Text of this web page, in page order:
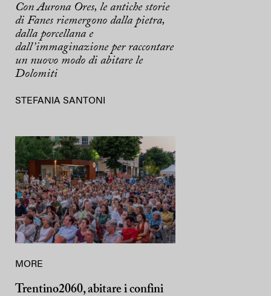
Con Aurona Ores, le antiche storie
di Fanes riemergono dalla pietra,
dalla porcellana e
dall’immaginazione per raccontare
un nuovo modo di abitare le
Dolomiti
STEFANIA SANTONI
MORE
Trentino2060, abitare i confini